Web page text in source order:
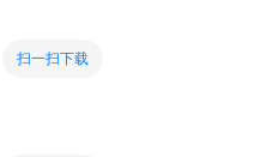
扫一扫下载